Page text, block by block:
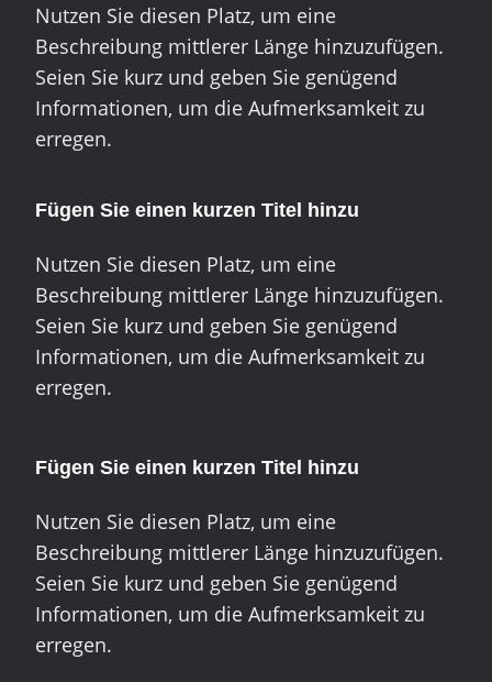
Nutzen Sie diesen Platz, um eine
Beschreibung mittlerer Länge hinzuzufügen.
Seien Sie kurz und geben Sie genügend
Informationen, um die Aufmerksamkeit zu
erregen.
Fügen Sie einen kurzen Titel hinzu
Nutzen Sie diesen Platz, um eine
Beschreibung mittlerer Länge hinzuzufügen.
Seien Sie kurz und geben Sie genügend
Informationen, um die Aufmerksamkeit zu
erregen.
Fügen Sie einen kurzen Titel hinzu
Nutzen Sie diesen Platz, um eine
Beschreibung mittlerer Länge hinzuzufügen.
Seien Sie kurz und geben Sie genügend
Informationen, um die Aufmerksamkeit zu
erregen.